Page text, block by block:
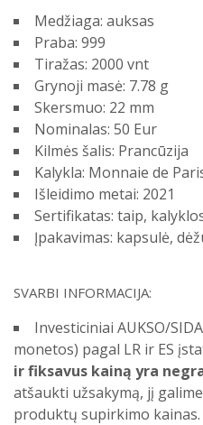
Medžiaga: auksas
Praba: 999
Tiražas: 2000 vnt
Grynoji masė: 7.78 g
Skersmuo: 22 mm
Nominalas: 50 Eur
Kilmės šalis: Prancūzija
Kalykla: Monnaie de
Išleidimo metai: 2021
Sertifikatas: taip,
Įpakavimas: kapsulė,
SVARBI INFORMACIJA:
Investiciniai AUKSO/
monetos) pagal LR ir ES
ir fiksavus kainą yra
atšaukti užsakymą, jį
produktų supirkimo kainas.